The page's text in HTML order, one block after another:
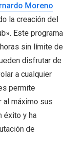
Moreno
la creación del
Este programa
sin límite de
disfrutar de
a cualquier
permite
al máximo sus
éxito y ha
de